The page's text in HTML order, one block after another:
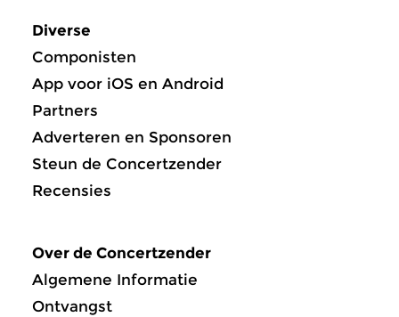
Diverse
Componisten
App voor iOS en Android
Partners
Adverteren en Sponsoren
Steun de Concertzender
Recensies
Over de Concertzender
Algemene Informatie
Ontvangst